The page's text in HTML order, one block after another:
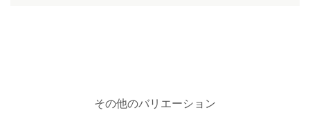
その他のバリエーション